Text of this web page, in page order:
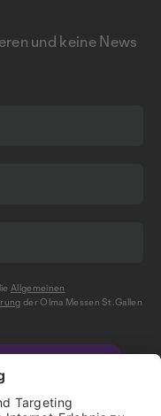
und keine News
Allgemeinen
der Olma Messen St.Gallen